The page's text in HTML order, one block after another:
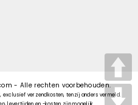
- Alle rechten voorbehouden.
exclusief verzendkosten, tenzij anders vermeld.